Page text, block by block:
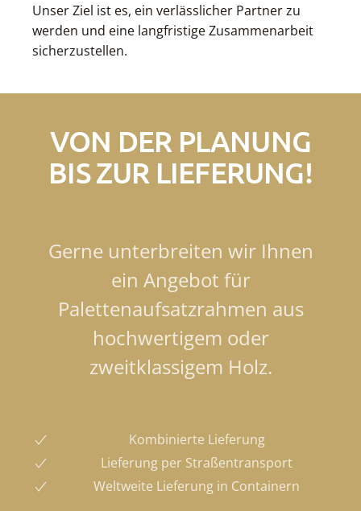
Unser Ziel ist es, ein verlässlicher Partner zu
werden und eine langfristige Zusammenarbeit
sicherzustellen.
VON DER PLANUNG
BIS ZUR LIEFERUNG!
Gerne unterbreiten wir Ihnen
ein Angebot für
Palettenaufsatzrahmen aus
hochwertigem oder
zweitklassigem Holz.
Kombinierte Lieferung
Lieferung per Straßentransport
Weltweite Lieferung in Containern